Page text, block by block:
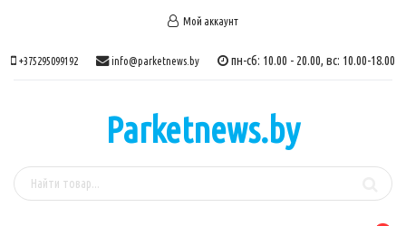
Мой аккаунт
+375295099192 info@parketnews.by пн-сб: 10.00 - 20.00, вс: 10.00-18.00
Parketnews.by